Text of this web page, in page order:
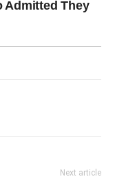
Next article